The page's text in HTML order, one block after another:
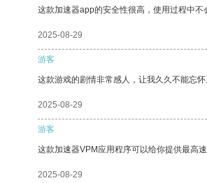
这款加速器app的安全性很高，使用过程中不
2025-08-29
游客
这款游戏的剧情非常感人，让我久久不能忘怀
2025-08-29
游客
这款加速器VPM应用程序可以给你提供最高
2025-08-29